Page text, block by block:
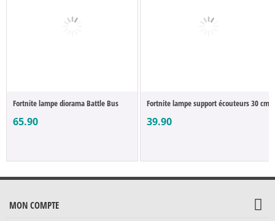
Fortnite lampe diorama Battle Bus
65.90
Fortnite lampe support écouteurs 30 cm
39.90
MON COMPTE